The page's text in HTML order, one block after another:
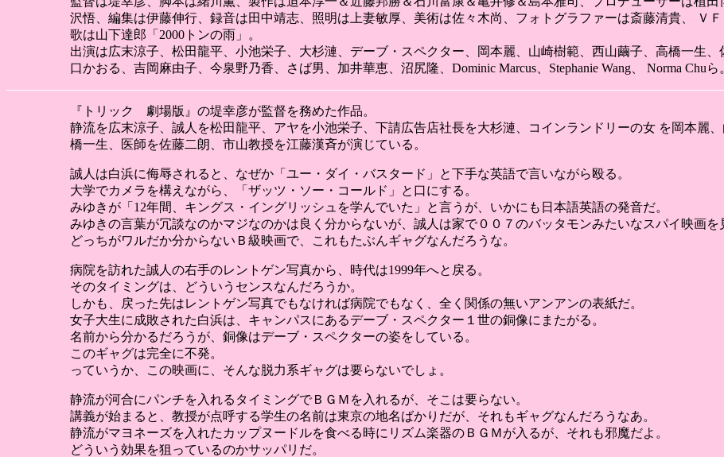
沢悟、編集は伊藤伸行、録音は田中靖志、照明は上妻敏厚、美術は佐々木尚、フォトグラファーは斎藤清貴、 Ｖ
歌は山下達郎「2000トンの雨」。
出演は広末涼子、松田龍平、小池栄子、大杉漣、デーブ・スペクター、岡本麗、山崎樹範、西山繭子、高橋一生
口かおる、吉岡麻由子、今泉野乃香、さば男、加井華恵、沼尻隆、Dominic Marcus、Stephanie Wang、 Norma Chuら
『トリック 劇場版』の堤幸彦が監督を務めた作品。
静流を広末涼子、誠人を松田龍平、アヤを小池栄子、下請広告店社長を大杉漣、コインランドリーの女 を岡本麗
橋一生、医師を佐藤二朗、市山教授を江藤漢斉が演じている。
誠人は白浜に侮辱されると、なぜか「ユー・ダイ・バスタード」と下手な英語で言いながら殴る。
大学でカメラを構えながら、「ザッツ・ソー・コールド」と口にする。
みゆきが「12年間、キングス・イングリッシュを学んでいた」と言うが、いかにも日本語英語の発音だ。
みゆきの言葉が冗談なのかマジなのかは良く分からないが、誠人は家で００７のバッタモンみたいなスパイ映画を
どっちがワルだか分からないＢ級映画で、これもたぶんギャグなんだろうな。
病院を訪れた誠人の右手のレントゲン写真から、時代は1999年へと戻る。
そのタイミングは、どういうセンスなんだろうか。
しかも、戻った先はレントゲン写真でもなければ病院でもなく、全く関係の無いアンアンの表紙だ。
女子大生に成敗された白浜は、キャンパスにあるデーブ・スペクター１世の銅像にまたがる。
名前から分かるだろうが、銅像はデーブ・スペクターの姿をしている。
このギャグは完全に不発。
っていうか、この映画に、そんな脱力系ギャグは要らないでしょ。
静流が河合にパンチを入れるタイミングでＢＧＭを入れるが、そこは要らない。
講義が始まると、教授が点呼する学生の名前は東京の地名ばかりだが、それもギャグなんだろうなあ。
静流がマヨネーズを入れたカップヌードルを食べる時にリズム楽器のＢＧＭが入るが、それも邪魔だよ。
どういう効果を狙っているのかサッパリだ。